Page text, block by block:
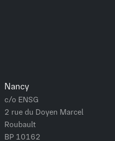
Nancy
c/o ENSG
2 rue du Doyen Marcel
Roubault
BP 10162